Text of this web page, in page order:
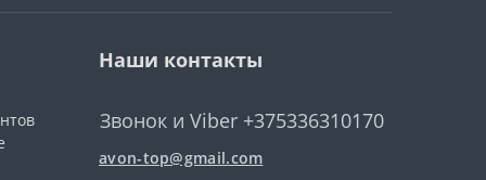
Наши контакты
Звонок и Viber +375336310170
avon-top@gmail.com